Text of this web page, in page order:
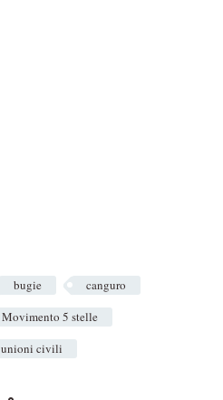
bugie
canguro
Movimento 5 stelle
unioni civili